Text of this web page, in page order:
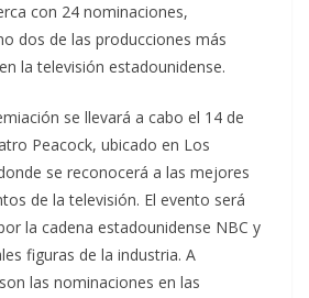
con 24 nominaciones,
dos de las producciones más
la televisión estadounidense.
se llevará a cabo el 14 de
Peacock, ubicado en Los
se reconocerá a las mejores
de la televisión. El evento será
la cadena estadounidense NBC y
figuras de la industria. A
las nominaciones en las